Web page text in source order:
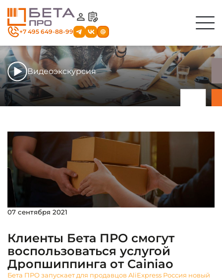
+7 495 649-88-99
Видеоэкскурсия
меню
07 сентября 2021
Клиенты Бета ПРО смогут
воспользоваться услугой
Дропшиппинга от Cainiao
Бета ПРО запускает для продавцов AliExpress Россия новый